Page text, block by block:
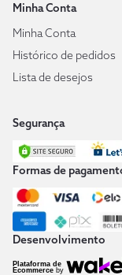
Minha Conta
Minha Conta
Histórico de pedidos
Lista de desejos
Segurança
Formas de
Desenvolvimento